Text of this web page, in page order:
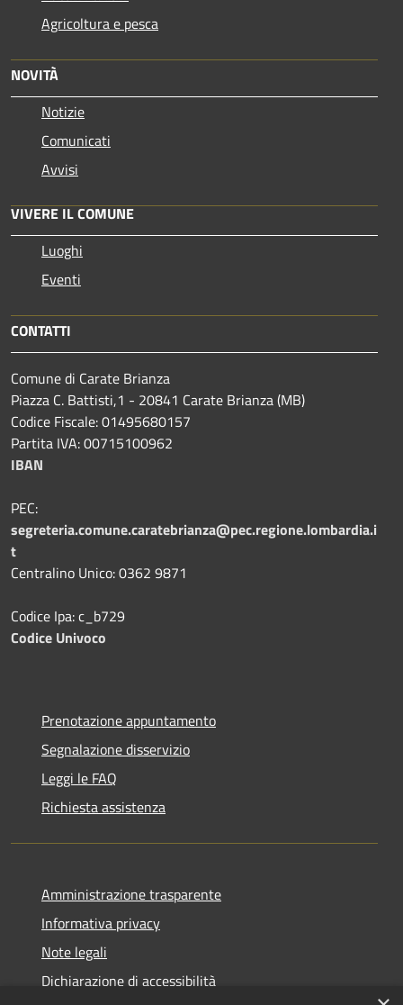
Agricoltura e pesca
NOVITÀ
Notizie
Comunicati
Avvisi
VIVERE IL COMUNE
Luoghi
Eventi
CONTATTI
Comune di Carate Brianza
Piazza C. Battisti,1 - 20841 Carate Brianza (MB)
Codice Fiscale: 01495680157
Partita IVA: 00715100962
IBAN
PEC:
segreteria.comune.caratebrianza@pec.regione.lombardia.i
t
Centralino Unico: 0362 9871
Codice Ipa: c_b729
Codice Univoco
Prenotazione appuntamento
Segnalazione disservizio
Leggi le FAQ
Richiesta assistenza
Amministrazione trasparente
Informativa privacy
Note legali
Dichiarazione di accessibilità